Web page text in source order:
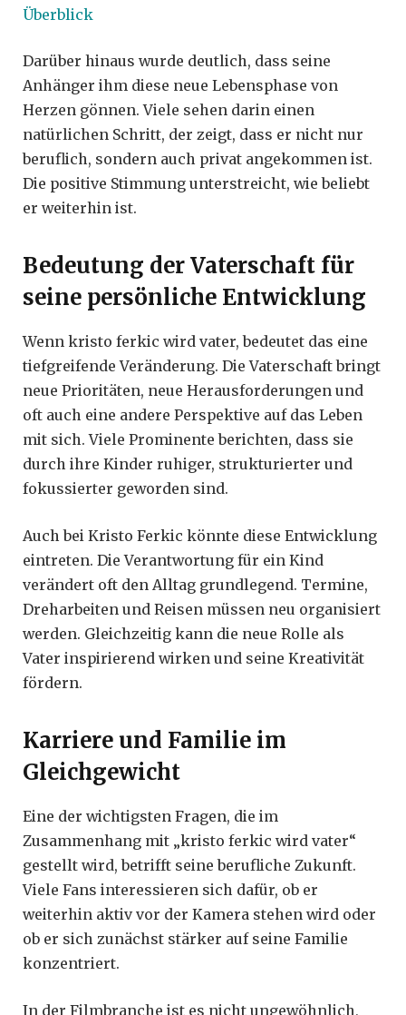
Überblick
Darüber hinaus wurde deutlich, dass seine
Anhänger ihm diese neue Lebensphase von
Herzen gönnen. Viele sehen darin einen
natürlichen Schritt, der zeigt, dass er nicht nur
beruflich, sondern auch privat angekommen ist.
Die positive Stimmung unterstreicht, wie beliebt
er weiterhin ist.
Bedeutung der Vaterschaft für
seine persönliche Entwicklung
Wenn kristo ferkic wird vater, bedeutet das eine
tiefgreifende Veränderung. Die Vaterschaft bringt
neue Prioritäten, neue Herausforderungen und
oft auch eine andere Perspektive auf das Leben
mit sich. Viele Prominente berichten, dass sie
durch ihre Kinder ruhiger, strukturierter und
fokussierter geworden sind.
Auch bei Kristo Ferkic könnte diese Entwicklung
eintreten. Die Verantwortung für ein Kind
verändert oft den Alltag grundlegend. Termine,
Dreharbeiten und Reisen müssen neu organisiert
werden. Gleichzeitig kann die neue Rolle als
Vater inspirierend wirken und seine Kreativität
fördern.
Karriere und Familie im
Gleichgewicht
Eine der wichtigsten Fragen, die im
Zusammenhang mit „kristo ferkic wird vater“
gestellt wird, betrifft seine berufliche Zukunft.
Viele Fans interessieren sich dafür, ob er
weiterhin aktiv vor der Kamera stehen wird oder
ob er sich zunächst stärker auf seine Familie
konzentriert.
In der Filmbranche ist es nicht ungewöhnlich,